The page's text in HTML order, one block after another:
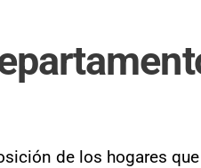
de los hogares